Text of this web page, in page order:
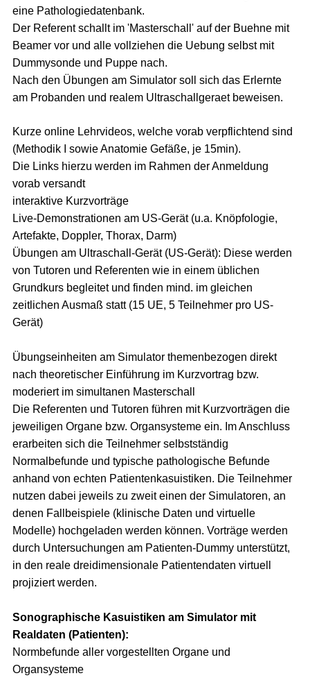
eine Pathologiedatenbank.
Der Referent schallt im 'Masterschall' auf der Buehne mit
Beamer vor und alle vollziehen die Uebung selbst mit
Dummysonde und Puppe nach.
Nach den Übungen am Simulator soll sich das Erlernte
am Probanden und realem Ultraschallgeraet beweisen.
Kurze online Lehrvideos, welche vorab verpflichtend sind
(Methodik I sowie Anatomie Gefäße, je 15min).
Die Links hierzu werden im Rahmen der Anmeldung
vorab versandt
interaktive Kurzvorträge
Live-Demonstrationen am US-Gerät (u.a. Knöpfologie,
Artefakte, Doppler, Thorax, Darm)
Übungen am Ultraschall-Gerät (US-Gerät): Diese werden
von Tutoren und Referenten wie in einem üblichen
Grundkurs begleitet und finden mind. im gleichen
zeitlichen Ausmaß statt (15 UE, 5 Teilnehmer pro US-
Gerät)
Übungseinheiten am Simulator themenbezogen direkt
nach theoretischer Einführung im Kurzvortrag bzw.
moderiert im simultanen Masterschall
Die Referenten und Tutoren führen mit Kurzvorträgen die
jeweiligen Organe bzw. Organsysteme ein. Im Anschluss
erarbeiten sich die Teilnehmer selbstständig
Normalbefunde und typische pathologische Befunde
anhand von echten Patientenkasuistiken. Die Teilnehmer
nutzen dabei jeweils zu zweit einen der Simulatoren, an
denen Fallbeispiele (klinische Daten und virtuelle
Modelle) hochgeladen werden können. Vorträge werden
durch Untersuchungen am Patienten-Dummy unterstützt,
in den reale dreidimensionale Patientendaten virtuell
projiziert werden.
Sonographische Kasuistiken am Simulator mit
Realdaten (Patienten):
Normbefunde aller vorgestellten Organe und
Organsysteme